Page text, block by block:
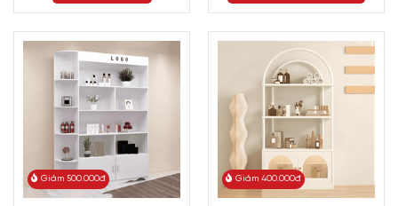
Giảm 500.000đ Giảm 400.000đ